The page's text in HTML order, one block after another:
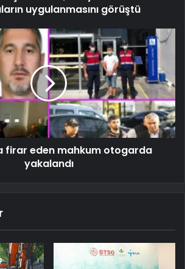
uygulanmasını görüştü
firar eden mahkum otogarda
yakalandı